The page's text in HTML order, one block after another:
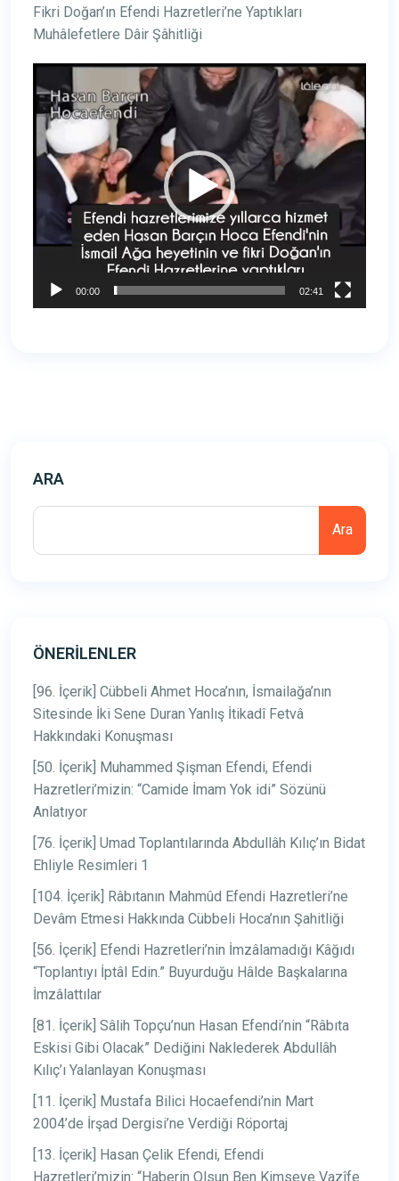
Fikri Doğan’ın Efendi Hazretleri’ne Yaptıkları
Muhâlefetlere Dâir Şâhitliği
oynatıcı
00:00 02:41
ARA
Ara
ÖNERILENLER
[96. İçerik] Cübbeli Ahmet Hoca’nın, İsmailağa’nın
Sitesinde İki Sene Duran Yanlış İtikadî Fetvâ
Hakkındaki Konuşması
[50. İçerik] Muhammed Şişman Efendi, Efendi
Hazretleri’mizin: “Camide İmam Yok idi” Sözünü
Anlatıyor
[76. İçerik] Umad Toplantılarında Abdullâh Kılıç’ın Bidat
Ehliyle Resimleri 1
[104. İçerik] Râbıtanın Mahmûd Efendi Hazretleri’ne
Devâm Etmesi Hakkında Cübbeli Hoca’nın Şahitliği
[56. İçerik] Efendi Hazretleri’nin İmzâlamadığı Kâğıdı
“Toplantıyı İptâl Edin.” Buyurduğu Hâlde Başkalarına
İmzâlattılar
[81. İçerik] Sâlih Topçu’nun Hasan Efendi’nin “Râbıta
Eskisi Gibi Olacak” Dediğini Naklederek Abdullâh
Kılıç’ı Yalanlayan Konuşması
[11. İçerik] Mustafa Bilici Hocaefendi’nin Mart
2004’de İrşad Dergisi’ne Verdiği Röportaj
[13. İçerik] Hasan Çelik Efendi, Efendi
Hazretleri’mizin: “Haberin Olsun Ben Kimseye Vazîfe